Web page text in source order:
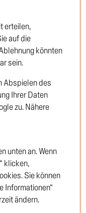
Sie sich
erteilen,
auf die
könnten
sein.
Abspielen des
Ihrer Daten
zu. Nähere
unten an. Wenn
klicken,
Sie können
Informationen“
ändern.